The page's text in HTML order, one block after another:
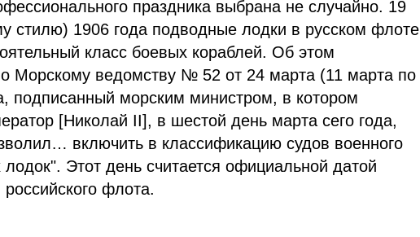
праздника выбрана не случайно. 19
стилю) 1906 года подводные лодки в русском флоте
класс боевых кораблей. Об этом
Морскому ведомству № 52 от 24 марта (11 марта по
подписанный морским министром, в котором
[Николай II], в шестой день марта сего года,
включить в классификацию судов военного
Этот день считается официальной датой
флота.